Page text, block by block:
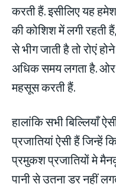
करती हैं. इसीलिए यह
की कोशिश में लगी रहती
से भीग जाती है तो रोएं
अधिक समय लगता है.
महसूस करती हैं.
हालांकि सभी बिल्लियाँ
प्रजातियां ऐसी हैं जिन्‍हें
प्रमुकश प्रजातियों मे
पानी से उतना डर नहीं